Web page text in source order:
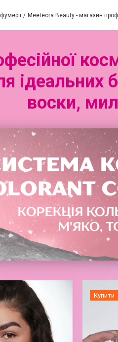
Meeteora Beauty - магазин
ідеальних
воски,
Купити